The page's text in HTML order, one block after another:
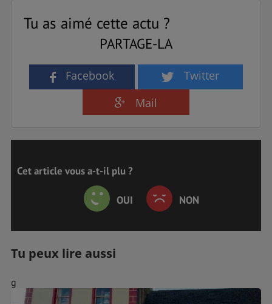
Tu as aimé cette actu ?
PARTAGE-LA
Facebook
Twitter
Mail
Cet article vous a-t-il plu ?
OUI NON
Tu peux lire aussi
g